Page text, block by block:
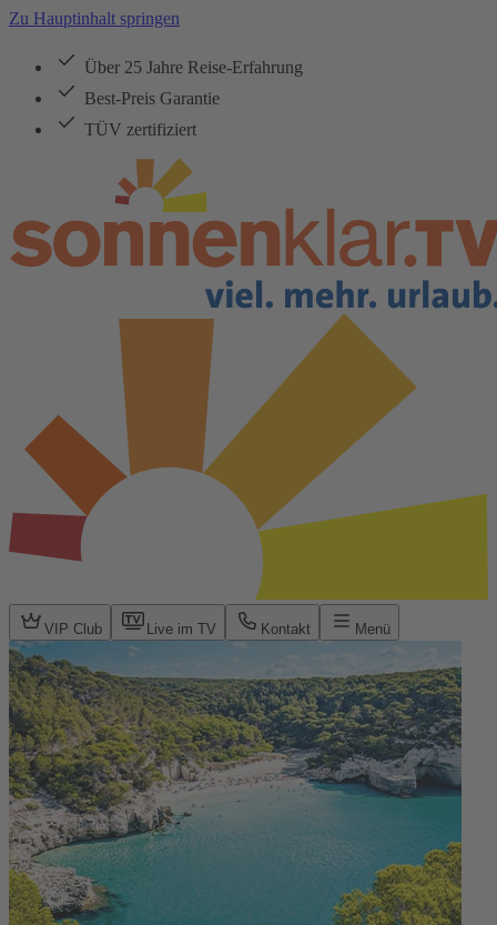
Zu Hauptinhalt springen
Über 25 Jahre Reise-Erfahrung
Best-Preis Garantie
TÜV zertifiziert
VIP Club Live im TV Kontakt Menü